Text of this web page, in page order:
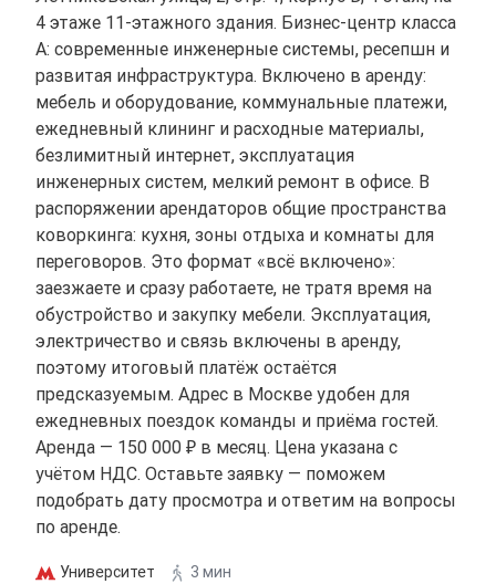
4 этаже 11-этажного здания. Бизнес-центр класса
A: современные инженерные системы, ресепшн и
развитая инфраструктура. Включено в аренду:
мебель и оборудование, коммунальные платежи,
ежедневный клининг и расходные материалы,
безлимитный интернет, эксплуатация
инженерных систем, мелкий ремонт в офисе. В
распоряжении арендаторов общие пространства
коворкинга: кухня, зоны отдыха и комнаты для
переговоров. Это формат «всё включено»:
заезжаете и сразу работаете, не тратя время на
обустройство и закупку мебели. Эксплуатация,
электричество и связь включены в аренду,
поэтому итоговый платёж остаётся
предсказуемым. Адрес в Москве удобен для
ежедневных поездок команды и приёма гостей.
Аренда — 150 000 ₽ в месяц. Цена указана с
учётом НДС. Оставьте заявку — поможем
подобрать дату просмотра и ответим на вопросы
по аренде.
Университет
3 мин